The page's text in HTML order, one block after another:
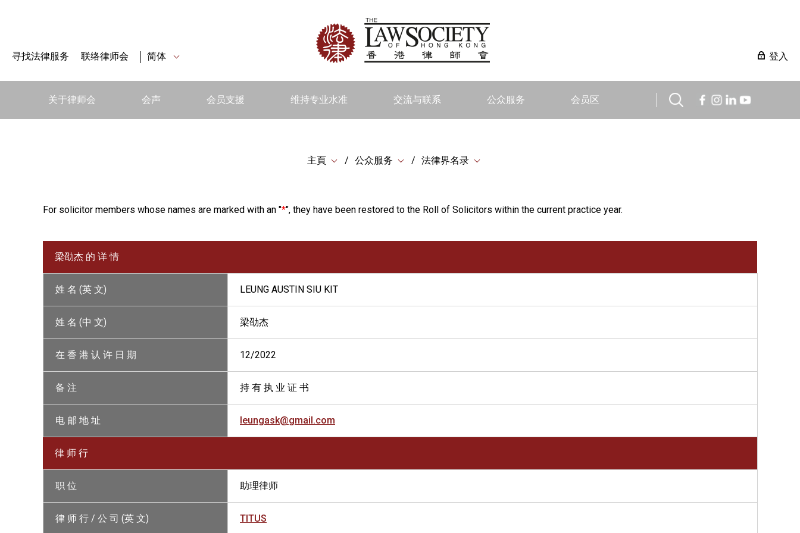
寻找法律服务 联络律师会 简体 登入
关于律师会 会声 会员支援 维持专业水准 交流与联系 公众服务 会员区
主頁 公众服务 法律界名录
For solicitor members whose names are marked with an "*", they have been restored to the Roll of Solicitors within the current practice year.
梁劭杰 的 详 情
姓 名 (英 文) LEUNG AUSTIN SIU KIT
姓 名 (中 文) 梁劭杰
在 香 港 认 许 日 期 12/2022
备 注 持 有 执 业 证 书
电 邮 地 址 leungask@gmail.com
律 师 行
职 位 助理律师
律 师 行 / 公 司 (英 文) TITUS